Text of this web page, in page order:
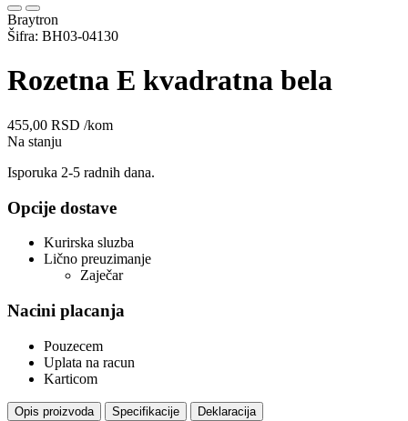
Braytron
Šifra: BH03-04130
Rozetna E kvadratna bela
455,00 RSD /kom
Na stanju
Isporuka 2-5 radnih dana.
Opcije dostave
Kurirska sluzba
Lično preuzimanje
Zaječar
Nacini placanja
Pouzecem
Uplata na racun
Karticom
Opis proizvoda Specifikacije Deklaracija